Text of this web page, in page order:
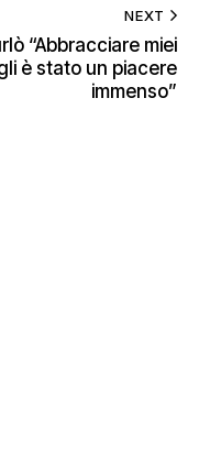
NEXT
“Abbracciare miei
è stato un piacere
immenso”